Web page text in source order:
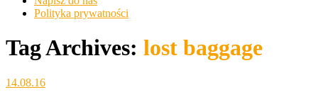
Polityka prywatności
Tag Archives: lost baggage
14.08.16